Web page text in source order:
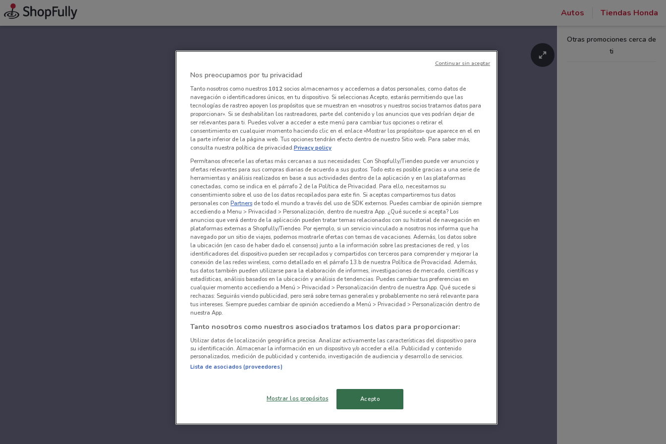
Autos Tiendas Honda
Otras promociones cerca de
ti
Nos preocupamos por tu privacidad
Tanto nosotros como nuestros 1012socios almacenamos y accedemos a datos personales, como datos de
navegación o identificadores únicos, en tu dispositivo. Si seleccionas Acepto, estarás permitiendo que las
tecnologías de rastreo apoyen los propósitos que se muestran en «nosotros y nuestros socios tratamos datos para
proporcionar». Si se deshabilitan los rastreadores, parte del contenido y los anuncios que ves podrían dejar de
ser relevantes para ti. Puedes volver a acceder a este menú para cambiar tus opciones o retirar el
consentimiento en cualquier momento haciendo clic en el enlace «Mostrar los propósitos» que aparece en el en
la parte inferior de la página web. Tus opciones tendrán efecto dentro de nuestro Sitio web. Para saber más,
consulta nuestra política de privacidad.Privacy policy
Permítanos ofrecerle las ofertas más cercanas a sus necesidades: Con Shopfully/Tiendeo puede ver anuncios y
ofertas relevantes para sus compras diarias de acuerdo a sus gustos. Todo esto es posible gracias a una serie de
herramientas y análisis realizados en base a sus actividades dentro de la aplicación y en las plataformas
conectadas, como se indica en el párrafo 2 de la Política de Privacidad. Para ello, necesitamos su
consentimiento sobre el uso de los datos recopilados para este fin. Si aceptas compartiremos tus datos
personales con Partners de todo el mundo a través del uso de SDK externos. Puedes cambiar de opinión siempre
accediendo a Menu > Privacidad > Personalización, dentro de nuestra App. ¿Qué sucede si acepta? Los
anuncios que verá dentro de la aplicación pueden tratar temas relacionados con su historial de navegación en
plataformas externas a Shopfully/Tiendeo. Por ejemplo, si un servicio vinculado a nosotros nos informa que ha
navegado por un sitio de viajes, podemos mostrarle ofertas con temas de vacaciones. Además, los datos sobre
la ubicación (en caso de haber dado el consenso) junto a la información sobre las prestaciones de red, y los
identificadores del dispositivo pueden ser recopilados y compartidos con terceros para comprender y mejorar la
conexión de las redes wireless, como detallado en el párrafo 13.b de nuestra Política de Provacidad. Además,
tus datos también pueden utilizarse para la elaboración de informes, investigaciones de mercado, científicas y
estadísticas, análisis basados en la ubicación y análisis de tendencias. Puedes cambiar tus preferencias en
cualquier momento accediendo a Menú > Privacidad > Personalización dentro de nuestra App. Qué sucede si
rechazas: Seguirás viendo publicidad, pero será sobre temas generales y probablemente no será relevante para
tus intereses. Siempre puedes cambiar de opinión accediendo a Menú > Privacidad > Personalización dentro de
nuestra App.
Tanto nosotros como nuestros asociados tratamos los datos para proporcionar:
Utilizar datos de localización geográfica precisa. Analizar activamente las características del dispositivo para
su identificación. Almacenar la información en un dispositivo y/o acceder a ella. Publicidad y contenido
personalizados, medición de publicidad y contenido, investigación de audiencia y desarrollo de servicios.
Lista de asociados (proveedores)
Mostrar los propósitos Acepto
Continuar sin aceptar